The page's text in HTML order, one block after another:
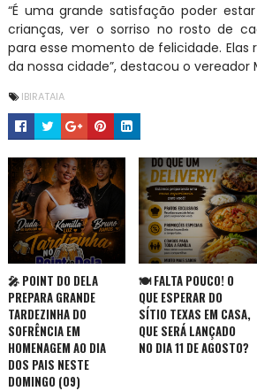
“É uma grande satisfação poder
crianças, ver o sorriso no rosto de
para esse momento de felicidade.
da nossa cidade”, destacou o vereador
IBIRATAIA
🎤 POINT DO DELA
PREPARA GRANDE
TARDEZINHA DO
SOFRÊNCIA EM
HOMENAGEM AO DIA
DOS PAIS NESTE
DOMINGO (09)
🍽️ FALTA POUCO! O
QUE ESPERAR DO
SÍTIO TEXAS EM CASA,
QUE SERÁ LANÇADO
NO DIA 11 DE AGOSTO?